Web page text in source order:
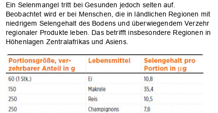
Ein Selenmangel tritt bei Gesunden jedoch selten auf.
Beobachtet wird er bei Menschen, die in ländlichen Regionen mit
niedrigem Selengehalt des Bodens und überwiegendem Verzehr
regionaler Produkte leben. Das betrifft insbesondere Regionen in
Höhenlagen Zentralafrikas und Asiens.